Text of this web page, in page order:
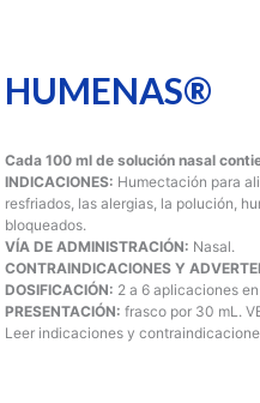
HUMENAS®
Cada 100 ml de solución nasal
INDICACIONES: Humectación para
resfriados, las alergias, la polución,
bloqueados.
VÍA DE ADMINISTRACIÓN: Nasal.
CONTRAINDICACIONES Y
DOSIFICACIÓN: 2 a 6 aplicaciones
PRESENTACIÓN: frasco por 30 mL.
Leer indicaciones y